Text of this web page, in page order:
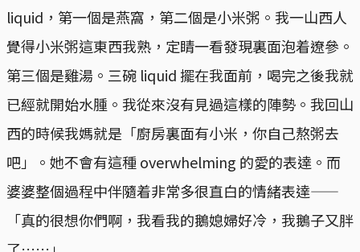
liquid，第一個是燕窩，第二個是小米粥。我一山西人
覺得小米粥這東西我熟，定睛一看發現裏面泡着遼參。
第三個是雞湯。三碗 liquid 擺在我面前，喝完之後我就
已經就開始水腫。我從來沒有見過這樣的陣勢。我回山
西的時候我媽就是「廚房裏面有小米，你自己熬粥去
吧」。她不會有這種 overwhelming 的愛的表達。而
婆婆整個過程中伴隨着非常多很直白的情緒表達——
「真的很想你們啊，我看我的鵝媳婦好冷，我鵝子又胖